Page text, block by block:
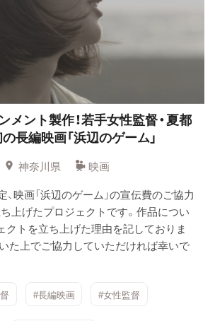
メント製作！若手女性監督・夏都
長編映画「浜辺のゲーム」
神奈川県
映画
映画「浜辺のゲーム」の宣伝費のご協力
上げたプロジェクトです。作品につい
クトを立ち上げた理由を記しておりま
た上でご協力していただければ幸いで
#長編映画 #女性監督